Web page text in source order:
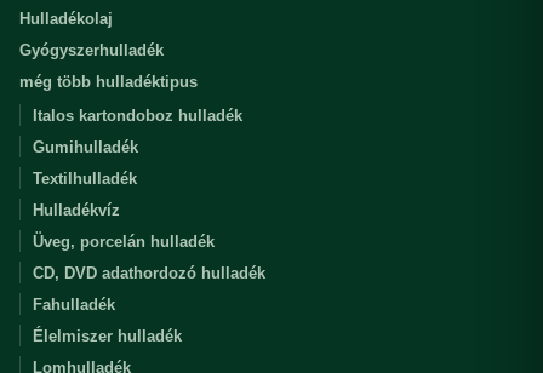
Hulladékolaj
Gyógyszerhulladék
még több hulladéktipus
Italos kartondoboz hulladék
Gumihulladék
Textilhulladék
Hulladékvíz
Üveg, porcelán hulladék
CD, DVD adathordozó hulladék
Fahulladék
Élelmiszer hulladék
Lomhulladék